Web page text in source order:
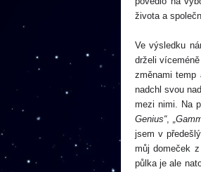
života a
Ve výsledku
drželi
změnami
nadchl svou
mezi nimi. Na
Genius“, „
jsem v
můj domeček
půlka je ale